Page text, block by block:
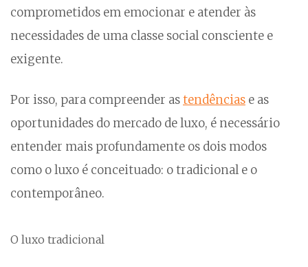
comprometidos em emocionar e atender às
necessidades de uma classe social consciente e
exigente.
Por isso, para compreender astendências e as
oportunidades do mercado de luxo, é necessário
entender mais profundamente os dois modos
como o luxo é conceituado: o tradicional e o
contemporâneo.
O luxo tradicional